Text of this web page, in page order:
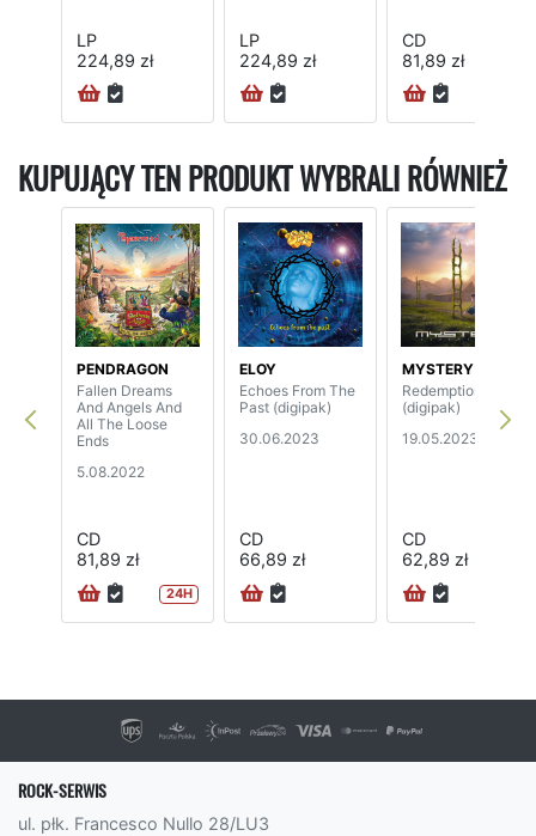
LP
224,89 zł
LP
224,89 zł
CD
81,89 zł
KUPUJĄCY TEN PRODUKT WYBRALI RÓWNIEŻ
PENDRAGON
Fallen Dreams
And Angels And
All The Loose
Ends
5.08.2022
CD
81,89 zł
24H
ELOY
Echoes From The
Past (digipak)
30.06.2023
CD
66,89 zł
MYSTERY
Redemption
(digipak)
19.05.2023
CD
62,89 zł
ROCK-SERWIS
ul. płk. Francesco Nullo 28/LU3